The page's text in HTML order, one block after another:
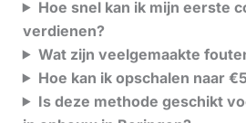
Hoe snel kan ik mijn eerste
verdienen?
Wat zijn veelgemaakte
Hoe kan ik opschalen naar
Is deze methode geschikt